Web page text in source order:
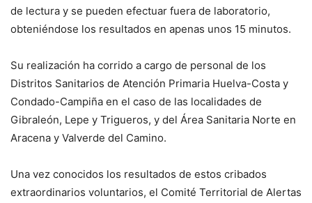
de lectura y se pueden efectuar fuera de laboratorio,
obteniéndose los resultados en apenas unos 15 minutos.
Su realización ha corrido a cargo de personal de los
Distritos Sanitarios de Atención Primaria Huelva-Costa y
Condado-Campiña en el caso de las localidades de
Gibraleón, Lepe y Trigueros, y del Área Sanitaria Norte en
Aracena y Valverde del Camino.
Una vez conocidos los resultados de estos cribados
extraordinarios voluntarios, el Comité Territorial de Alertas